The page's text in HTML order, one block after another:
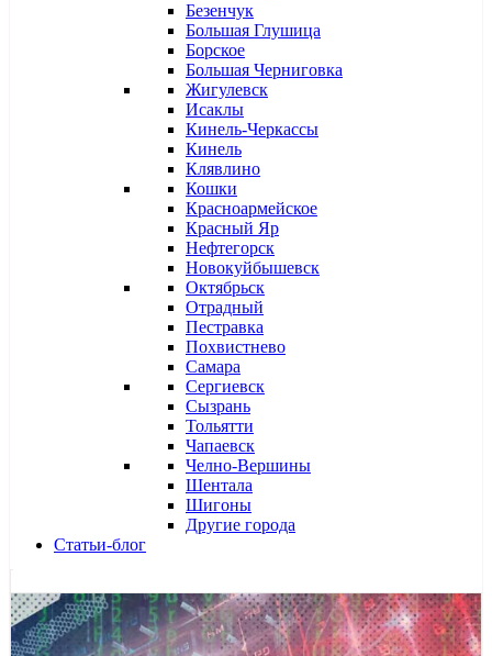
Безенчук
Большая Глушица
Борское
Большая Черниговка
Жигулевск
Исаклы
Кинель-Черкассы
Кинель
Клявлино
Кошки
Красноармейское
Красный Яр
Нефтегорск
Новокуйбышевск
Октябрьск
Отрадный
Пестравка
Похвистнево
Самара
Сергиевск
Сызрань
Тольятти
Чапаевск
Челно-Вершины
Шентала
Шигоны
Другие города
Статьи-блог